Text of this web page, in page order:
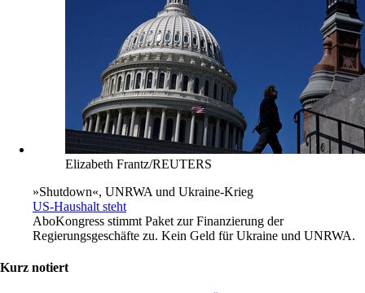
Elizabeth Frantz/REUTERS
»Shutdown«, UNRWA und Ukraine-Krieg
US-Haushalt steht
AboKongress stimmt Paket zur Finanzierung der
Regierungsgeschäfte zu. Kein Geld für Ukraine und UNRWA.
Kurz notiert